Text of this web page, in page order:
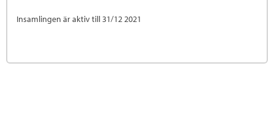
Insamlingen är aktiv till 31/12 2021